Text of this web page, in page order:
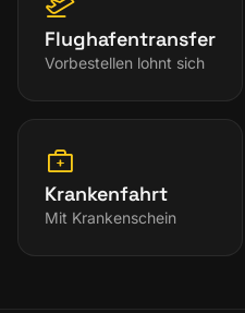
Flughafentransfer
Vorbestellen lohnt sich
Krankenfahrt
Mit Krankenschein